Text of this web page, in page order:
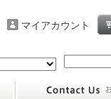
マイアカウント